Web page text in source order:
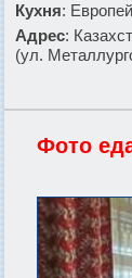
Кухня:
Адрес:
(ул.
Фото